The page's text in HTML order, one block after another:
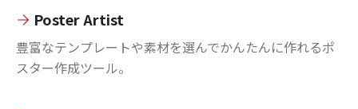
Poster Artist
豊富なテンプレートや素材を選んでかんたんに作れるポ
スター作成ツール。